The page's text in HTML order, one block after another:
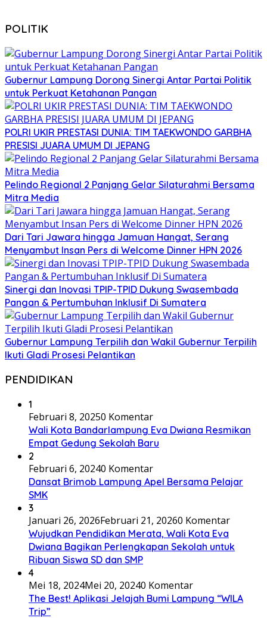
POLITIK
Gubernur Lampung Dorong Sinergi Antar Partai Politik
untuk Perkuat Ketahanan Pangan
POLRI UKIR PRESTASI DUNIA: TIM TAEKWONDO GARBHA
PRESISI JUARA UMUM DI JEPANG
Pelindo Regional 2 Panjang Gelar Silaturahmi Bersama
Mitra Media
Dari Tari Jawara hingga Jamuan Hangat, Serang
Menyambut Insan Pers di Welcome Dinner HPN 2026
Sinergi dan Inovasi TPIP-TPID Dukung Swasembada
Pangan & Pertumbuhan Inklusif Di Sumatera
Gubernur Lampung Terpilih dan Wakil Gubernur Terpilih
Ikuti Gladi Prosesi Pelantikan
PENDIDIKAN
1
Februari 8, 20250 Komentar
Wali Kota Bandarlampung Eva Dwiana Resmikan
Empat Gedung Sekolah Baru
2
Februari 6, 20240 Komentar
Dansat Brimob Lampung Apel Bersama Pelajar
SMK
3
Januari 26, 2026Februari 21, 20260 Komentar
Wujudkan Pendidikan Merata, Wali Kota Eva
Dwiana Bagikan Perlengkapan Sekolah untuk
Ribuan Siswa SD dan SMP
4
Mei 18, 2024Mei 20, 20240 Komentar
The Best! Aplikasi Jelajah Bumi Lampung “WILA
Trip”